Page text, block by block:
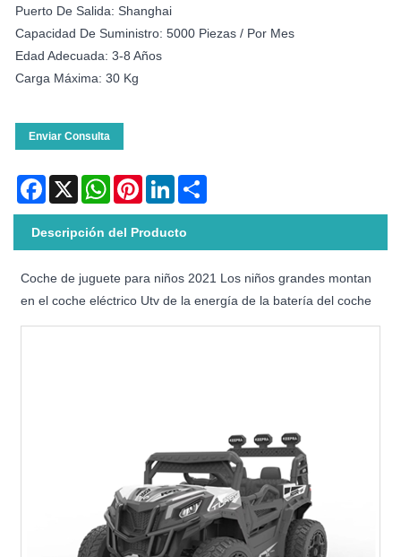
Puerto De Salida: Shanghai
Capacidad De Suministro: 5000 Piezas / Por Mes
Edad Adecuada: 3-8 Años
Carga Máxima: 30 Kg
Enviar Consulta
Facebook
X WhatsAppPinterestLinkedIn
Descripción del Producto
Coche de juguete para niños 2021 Los niños grandes montan
en el coche eléctrico Utv de la energía de la batería del coche